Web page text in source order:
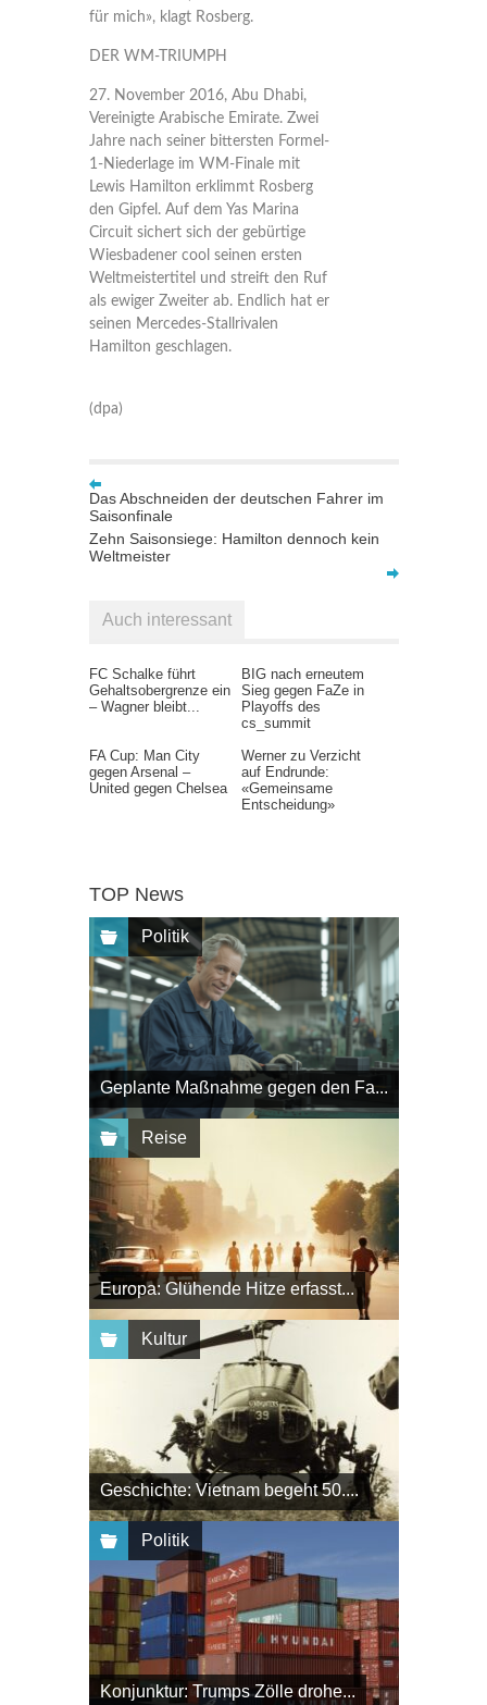
für mich», klagt Rosberg.
DER WM-TRIUMPH
27. November 2016, Abu Dhabi,
Vereinigte Arabische Emirate. Zwei
Jahre nach seiner bittersten Formel-
1-Niederlage im WM-Finale mit
Lewis Hamilton erklimmt Rosberg
den Gipfel. Auf dem Yas Marina
Circuit sichert sich der gebürtige
Wiesbadener cool seinen ersten
Weltmeistertitel und streift den Ruf
als ewiger Zweiter ab. Endlich hat er
seinen Mercedes-Stallrivalen
Hamilton geschlagen.
(dpa)
Das Abschneiden der deutschen Fahrer im
Saisonfinale
Zehn Saisonsiege: Hamilton dennoch kein
Weltmeister
Auch interessant
FC Schalke führt
Gehaltsobergrenze ein
– Wagner bleibt...
BIG nach erneutem
Sieg gegen FaZe in
Playoffs des
cs_summit
FA Cup: Man City
gegen Arsenal –
United gegen Chelsea
Werner zu Verzicht
auf Endrunde:
«Gemeinsame
Entscheidung»
TOP News
Politik
Geplante Maßnahme gegen den Fa...
Reise
Europa: Glühende Hitze erfasst...
Kultur
Geschichte: Vietnam begeht 50....
Politik
Konjunktur: Trumps Zölle drohe...